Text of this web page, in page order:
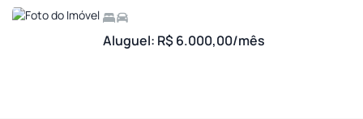
Aluguel: R$ 6.000,00/mês